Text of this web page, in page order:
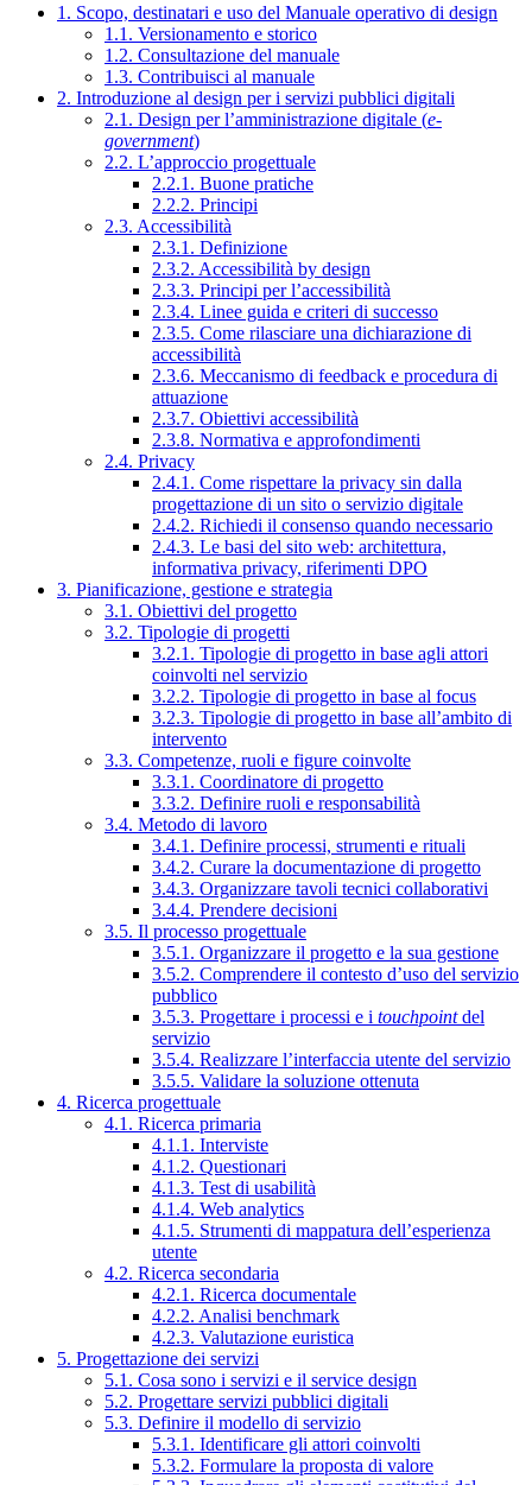
1. Scopo, destinatari e uso del Manuale operativo di design
1.1. Versionamento e storico
1.2. Consultazione del manuale
1.3. Contribuisci al manuale
2. Introduzione al design per i servizi pubblici digitali
2.1. Design per l’amministrazione digitale (e-
government)
2.2. L’approccio progettuale
2.2.1. Buone pratiche
2.2.2. Principi
2.3. Accessibilità
2.3.1. Definizione
2.3.2. Accessibilità by design
2.3.3. Principi per l’accessibilità
2.3.4. Linee guida e criteri di successo
2.3.5. Come rilasciare una dichiarazione di
accessibilità
2.3.6. Meccanismo di feedback e procedura di
attuazione
2.3.7. Obiettivi accessibilità
2.3.8. Normativa e approfondimenti
2.4. Privacy
2.4.1. Come rispettare la privacy sin dalla
progettazione di un sito o servizio digitale
2.4.2. Richiedi il consenso quando necessario
2.4.3. Le basi del sito web: architettura,
informativa privacy, riferimenti DPO
3. Pianificazione, gestione e strategia
3.1. Obiettivi del progetto
3.2. Tipologie di progetti
3.2.1. Tipologie di progetto in base agli attori
coinvolti nel servizio
3.2.2. Tipologie di progetto in base al focus
3.2.3. Tipologie di progetto in base all’ambito di
intervento
3.3. Competenze, ruoli e figure coinvolte
3.3.1. Coordinatore di progetto
3.3.2. Definire ruoli e responsabilità
3.4. Metodo di lavoro
3.4.1. Definire processi, strumenti e rituali
3.4.2. Curare la documentazione di progetto
3.4.3. Organizzare tavoli tecnici collaborativi
3.4.4. Prendere decisioni
3.5. Il processo progettuale
3.5.1. Organizzare il progetto e la sua gestione
3.5.2. Comprendere il contesto d’uso del servizio
pubblico
3.5.3. Progettare i processi e i touchpointdel
servizio
3.5.4. Realizzare l’interfaccia utente del servizio
3.5.5. Validare la soluzione ottenuta
4. Ricerca progettuale
4.1. Ricerca primaria
4.1.1. Interviste
4.1.2. Questionari
4.1.3. Test di usabilità
4.1.4. Web analytics
4.1.5. Strumenti di mappatura dell’esperienza
utente
4.2. Ricerca secondaria
4.2.1. Ricerca documentale
4.2.2. Analisi benchmark
4.2.3. Valutazione euristica
5. Progettazione dei servizi
5.1. Cosa sono i servizi e il service design
5.2. Progettare servizi pubblici digitali
5.3. Definire il modello di servizio
5.3.1. Identificare gli attori coinvolti
5.3.2. Formulare la proposta di valore